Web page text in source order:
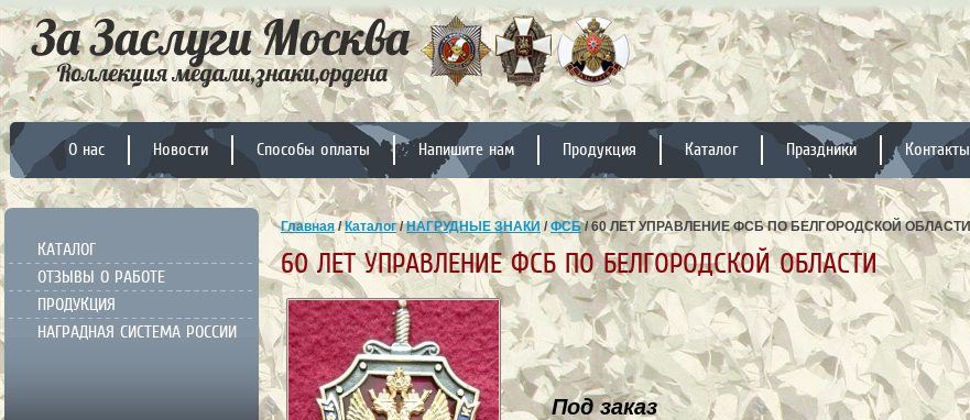
О нас Новости Способы оплаты Напишите нам Продукция Каталог Праздники Контакты
КАТАЛОГ
ОТЗЫВЫ О РАБОТЕ
ПРОДУКЦИЯ
НАГРАДНАЯ СИСТЕМА РОССИИ
Главная/Каталог/НАГРУДНЫЕ ЗНАКИ / ФСБ/ 60 ЛЕТ УПРАВЛЕНИЕ ФСБ ПО БЕЛГОРОДСКОЙ ОБЛАСТИ
60 ЛЕТ УПРАВЛЕНИЕ ФСБ ПО БЕЛГОРОДСКОЙ ОБЛАСТИ
Под заказ